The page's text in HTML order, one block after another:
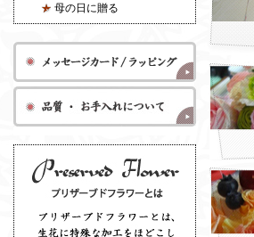
母の日に贈る